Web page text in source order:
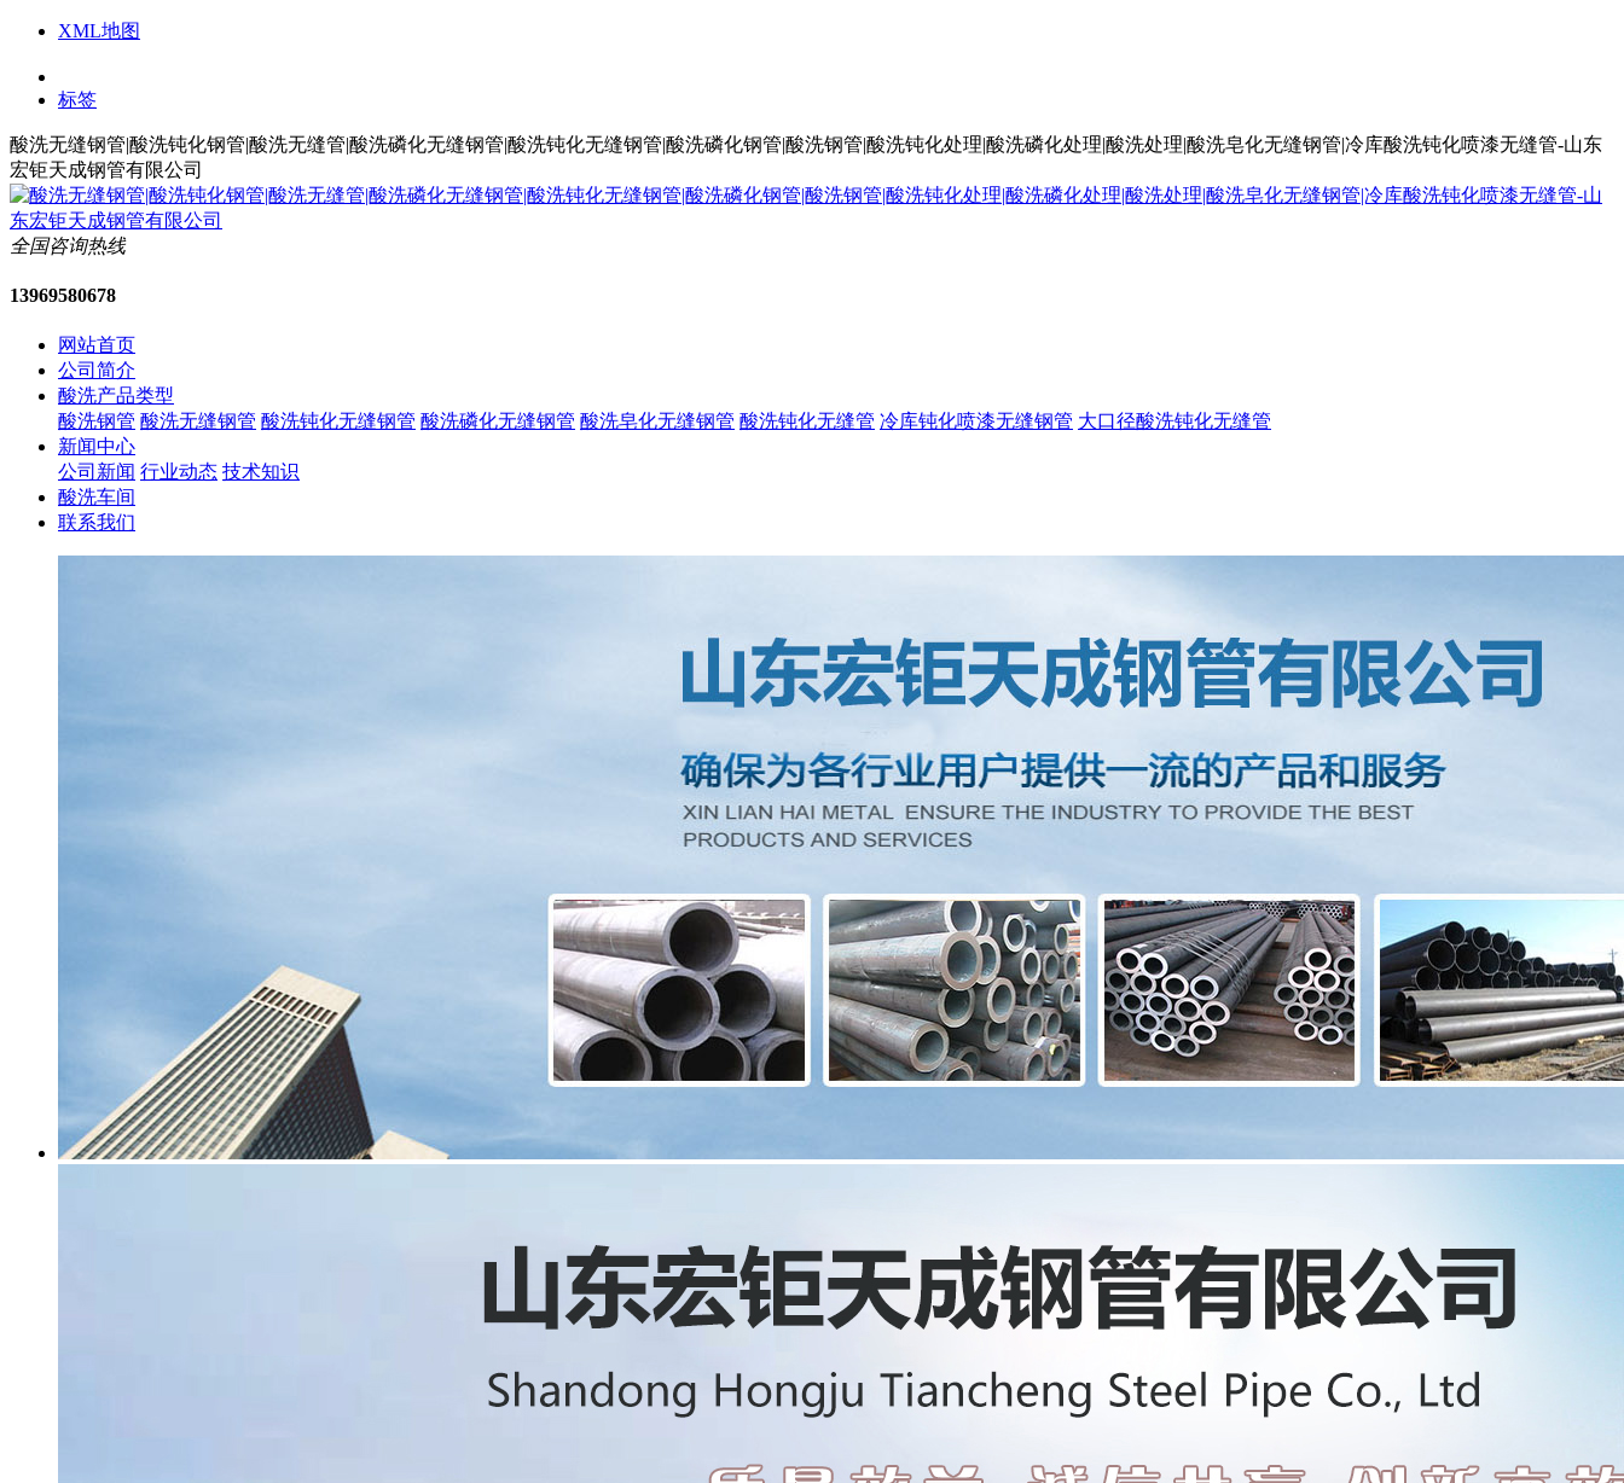
XML地图
标签
酸洗无缝钢管|酸洗钝化钢管|酸洗无缝管|酸洗磷化无缝钢管|酸洗钝化无缝钢管|酸洗磷化钢管|酸洗钢管|酸洗钝化处理|酸洗磷化处理|酸洗处理|酸洗皂化无缝钢管|冷库酸洗钝化喷漆无缝管-山东
宏钜天成钢管有限公司
全国咨询热线
13969580678
网站首页
公司简介
酸洗产品类型
酸洗钢管 酸洗无缝钢管 酸洗钝化无缝钢管 酸洗磷化无缝钢管 酸洗皂化无缝钢管 酸洗钝化无缝管 冷库钝化喷漆无缝钢管 大口径酸洗钝化无缝管
新闻中心
公司新闻 行业动态 技术知识
酸洗车间
联系我们